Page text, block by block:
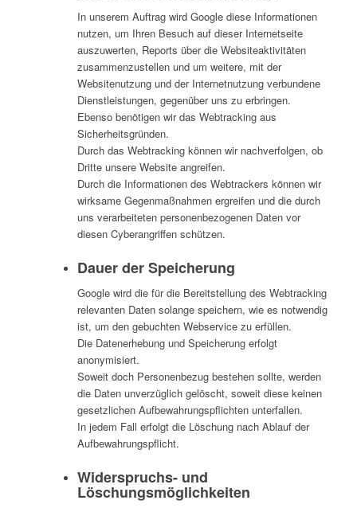
In unserem Auftrag wird Google diese Informationen
nutzen, um Ihren Besuch auf dieser Internetseite
auszuwerten, Reports über die Websiteaktivitäten
zusammenzustellen und um weitere, mit der
Websitenutzung und der Internetnutzung verbundene
Dienstleistungen, gegenüber uns zu erbringen.
Ebenso benötigen wir das Webtracking aus
Sicherheitsgründen.
Durch das Webtracking können wir nachverfolgen, ob
Dritte unsere Website angreifen.
Durch die Informationen des Webtrackers können wir
wirksame Gegenmaßnahmen ergreifen und die durch
uns verarbeiteten personenbezogenen Daten vor
diesen Cyberangriffen schützen.
Dauer der Speicherung
Google wird die für die Bereitstellung des Webtracking
relevanten Daten solange speichern, wie es notwendig
ist, um den gebuchten Webservice zu erfüllen.
Die Datenerhebung und Speicherung erfolgt
anonymisiert.
Soweit doch Personenbezug bestehen sollte, werden
die Daten unverzüglich gelöscht, soweit diese keinen
gesetzlichen Aufbewahrungspflichten unterfallen.
In jedem Fall erfolgt die Löschung nach Ablauf der
Aufbewahrungspflicht.
Widerspruchs- und
Löschungsmöglichkeiten